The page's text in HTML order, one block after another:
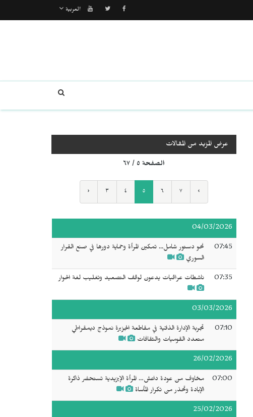
العربية
عرض المزيد من المقالات
الصفحة ٥ / ٦٧
‹ ٣ ٤ ٥ ٦ ٧ ›
04/03/2026
07:45
نحو دستور شامل... تمكين المرأة وحماية دورها في صنع القرار
السوري
07:35 ناشطات عراقيات يدعون لوقف التصعيد وتغليب لغة الحوار
03/03/2026
07:10
تجربة الإدارة الذاتية في مقاطعة الجزيرة نموذج ديمقراطي
متعدد القوميات والثقافات
26/02/2026
07:00
مخاوف من عودة داعش… المرأة الإيزيدية تستحضر ذاكرة
الإبادة وتحذر من تكرار المأساة
25/02/2026